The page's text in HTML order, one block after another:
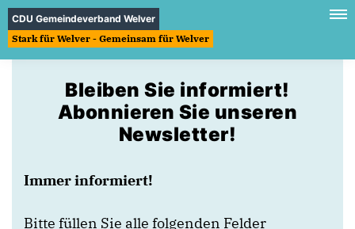
CDU Gemeindeverband Welver
Stark für Welver - Gemeinsam für Welver
Bleiben Sie informiert!
Abonnieren Sie unseren
Newsletter!
Immer informiert!
Bitte füllen Sie alle folgenden Felder